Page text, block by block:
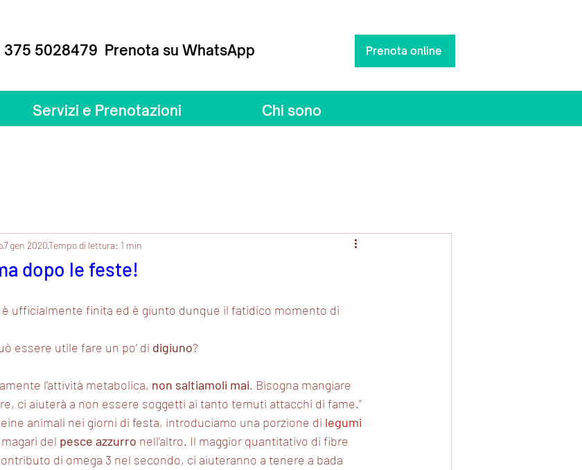
375 5028479 Prenota su WhatsApp Prenota online
Servizi e Prenotazioni Chi sono
dopo le feste!
7 gen 2020Tempo di lettura: 1 min
ufficialmente finita ed è giunto dunque il fatidico momento di
essere utile fare un po’ di digiuno?
l’attività metabolica, non saltiamoli mai. Bisogna mangiare
ci aiuterà a non essere soggetti ai tanto temuti attacchi di fame.”
animali nei giorni di festa, introduciamo una porzione di legumi
del pesce azzurro nell’altro. Il maggior quantitativo di fibre
di omega 3 nel secondo, ci aiuteranno a tenere a bada
Home